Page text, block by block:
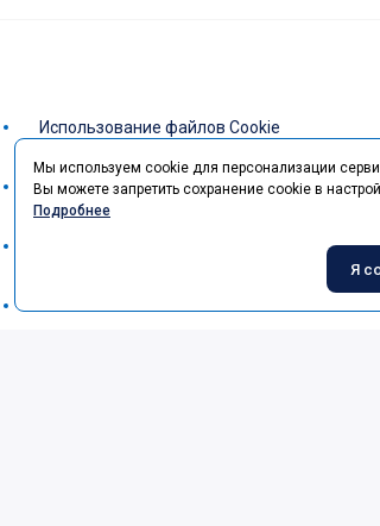
Использование файлов Cookie
Политика обработки ПДн
Мы используем cookie для персонализации
Вы можете запретить сохранение cookie в
Подробнее
Я